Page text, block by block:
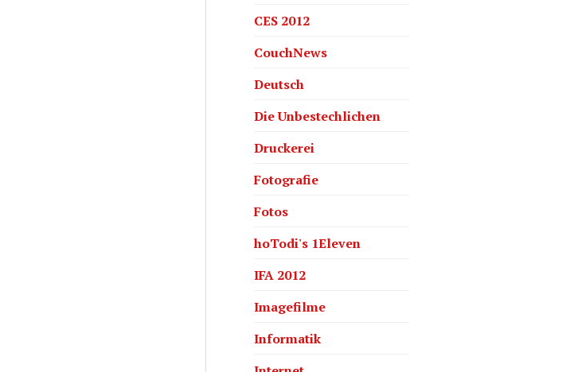
CES 2012
CouchNews
Deutsch
Die Unbestechlichen
Druckerei
Fotografie
Fotos
hoTodi's 1Eleven
IFA 2012
Imagefilme
Informatik